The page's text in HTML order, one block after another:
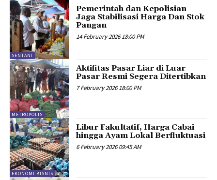
SENTANI
Pemerintah dan Kepolisian
Jaga Stabilisasi Harga Dan Stok
Pangan
14 February 2026 18:00 PM
METROPOLIS
Aktifitas Pasar Liar di Luar
Pasar Resmi Segera Ditertibkan
7 February 2026 18:00 PM
EKONOMI BISNIS
Libur Fakultatif, Harga Cabai
hingga Ayam Lokal Berfluktuasi
6 February 2026 09:45 AM